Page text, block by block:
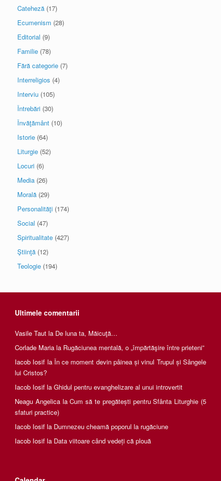
Cateheză (17)
Ecumenism (28)
Editorial (9)
Familie (78)
Fără categorie (7)
Interreligios (4)
Interviu (105)
Întrebări (30)
Învăţământ (10)
Istorie (64)
Liturgie (52)
Locuri (6)
Media (26)
Morală (29)
Personalităţi (174)
Social (47)
Spiritualitate (427)
Ştiinţă (12)
Teologie (194)
Ultimele comentarii
Vasile Taut la De luna ta, Măicuţă…
Corlade Maria la Rugăciunea mentală, o „împărtăşire între prieteni”
Iacob Iosif la În ce moment devin pâinea și vinul Trupul și Sângele
lui Cristos?
Iacob Iosif la Ghidul pentru evanghelizare al unui introvertit
Neagu AngelicalaCum să te pregătești pentru Sfânta Liturghie (5
sfaturi practice)
Iacob Iosif la Dumnezeu cheamă poporul la rugăciune
Iacob Iosif la Data viitoare când vedeți că plouă